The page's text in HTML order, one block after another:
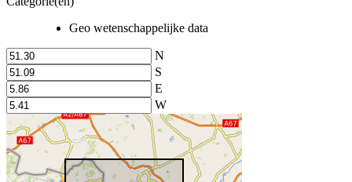
Geo wetenschappelijke data
N
S
E
W